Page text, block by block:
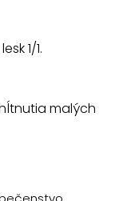
1/1.
malých